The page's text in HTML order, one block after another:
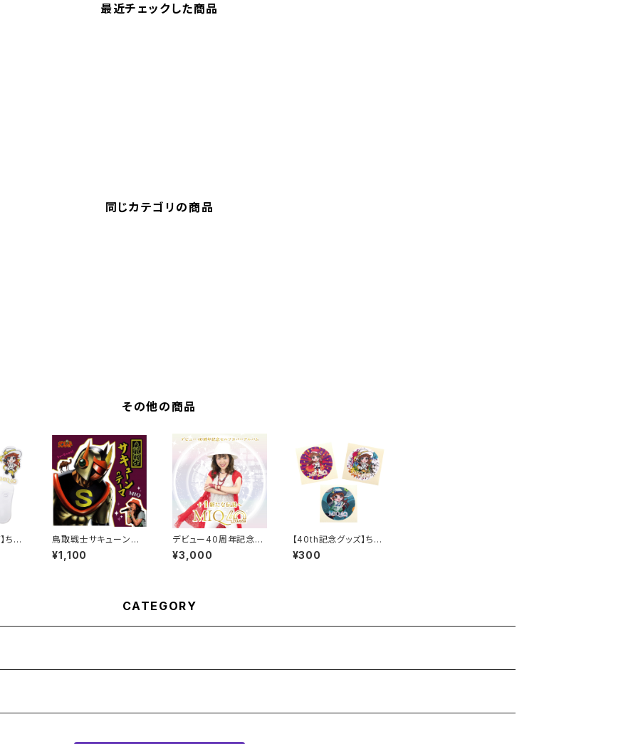
最近チェックした商品
同じカテゴリの商品
その他の商品
ちび
鳥取戦士サキューンの
テーマ-MIQ ver.-
¥1,100
デビュー40周年記念セ
ルフカバーアルバム｢+1
新たな伝説へ｣
¥3,000
【40th記念グッズ】ちび
ミクステッカー(赤／緑
／黄色)
¥300
CATEGORY